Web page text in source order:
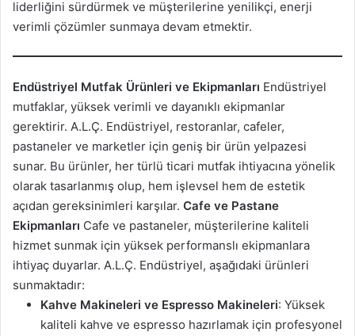
liderliğini sürdürmek ve müşterilerine yenilikçi, enerji
verimli çözümler sunmaya devam etmektir.
Endüstriyel Mutfak Ürünleri ve Ekipmanları Endüstriyel
mutfaklar, yüksek verimli ve dayanıklı ekipmanlar
gerektirir. A.L.Ç. Endüstriyel, restoranlar, cafeler,
pastaneler ve marketler için geniş bir ürün yelpazesi
sunar. Bu ürünler, her türlü ticari mutfak ihtiyacına yönelik
olarak tasarlanmış olup, hem işlevsel hem de estetik
açıdan gereksinimleri karşılar. Cafe ve Pastane
Ekipmanları Cafe ve pastaneler, müşterilerine kaliteli
hizmet sunmak için yüksek performanslı ekipmanlara
ihtiyaç duyarlar. A.L.Ç. Endüstriyel, aşağıdaki ürünleri
sunmaktadır:
Kahve Makineleri ve Espresso Makineleri: Yüksek
kaliteli kahve ve espresso hazırlamak için profesyonel